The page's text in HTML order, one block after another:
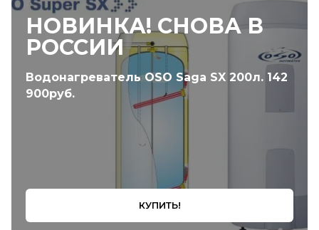
НОВИНКА! СНОВА В
РОССИИ
Водонагреватель OSO Saga SX 200л. 142
900руб.
КУПИТЬ!